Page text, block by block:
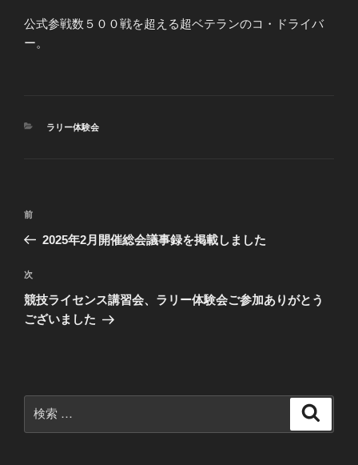
公式参戦数５００戦を超える超ベテランのコ・ドライバ
ー。
カ
ラリー体験会
投
ビ
ゲ
ー
過
去
投
稿
前
2025年2月開催総会議事録を掲載しました
次
の
投
次
競技ライセンス講習会、ラリー体験会ご参加ありがとう
ございました
索: